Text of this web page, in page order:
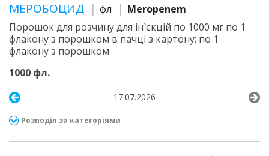
МЕРОБОЦИД фл
Meropenem
Порошок для розчину для ін`єкцій по 1000 мг по 1
флакону з порошком в пачці з картону; по 1
флакону з порошком
1000 фл.
17.07.2026
Розподіл за категоріями